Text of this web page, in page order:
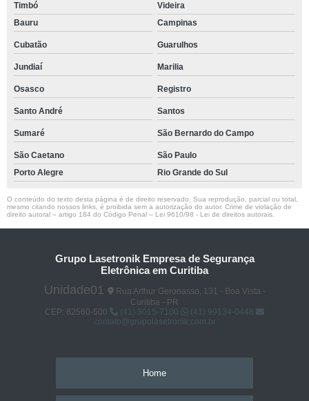
Timbó
Videira
Bauru
Campinas
Cubatão Guarulhos
Jundiaí Marilia
Osasco Registro
Santo André Santos
Sumaré São Bernardo do Campo
São Caetano
São Paulo
Porto Alegre
Rio Grande do Sul
O conteúdo do texto desta página é de direito reservado. Sua reprodução, parcial ou total,
mesmo citando nossos links, é proibida sem a autorização do autor. Crime de violação de
direito autoral – artigo 184 do Código Penal – Lei 9610/98 - Lei de direitos autorais
Grupo Lasetronik Empresa de Segurança
Eletrônica em Curitiba
Unidade01
Rua Arthur Geronasso, 131 - Boa Vista -
Curitiba - PR
CEP: 82560-500
(41) 3015-7100
(41) 99134-0448
contato@grupolasetronik.com.br
Home